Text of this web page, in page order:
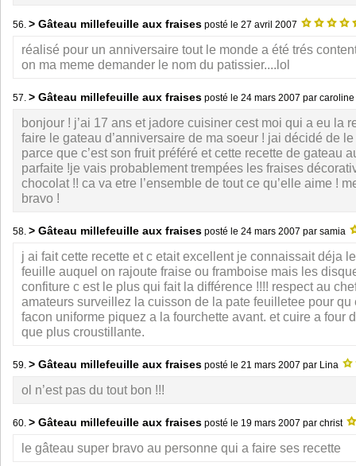
56. > Gâteau millefeuille aux fraises posté le 27 avril 2007
réalisé pour un anniversaire tout le monde a été trés
on ma meme demander le nom du patissier....lol
57. > Gâteau millefeuille aux fraises posté le 24 mars 2007 par caroline
bonjour ! j’ai 17 ans et jadore cuisiner cest moi qui a eu la
faire le gateau d’anniversaire de ma soeur ! jai décidé de
parce que c’est son fruit préféré et cette recette de gateau
parfaite !je vais probablement trempées les fraises
chocolat !! ca va etre l’ensemble de tout ce qu’elle aime !
bravo !
58. > Gâteau millefeuille aux fraises posté le 24 mars 2007 par samia
j ai fait cette recette et c etait excellent je connaissait déja
feuille auquel on rajoute fraise ou framboise mais les
confiture c est le plus qui fait la différence !!!! respect au
amateurs surveillez la cuisson de la pate feuilletee pour
facon uniforme piquez a la fourchette avant. et cuire a four
que plus croustillante.
59. > Gâteau millefeuille aux fraises posté le 21 mars 2007 par Lina
ol n’est pas du tout bon !!!
60. > Gâteau millefeuille aux fraises posté le 19 mars 2007 par christ
le gâteau super bravo au personne qui a faire ses recette